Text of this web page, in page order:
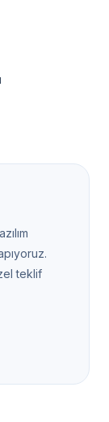
teklif